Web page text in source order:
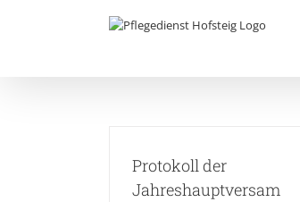
Protokoll der
Jahreshauptversam